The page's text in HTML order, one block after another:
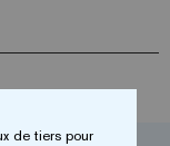
de tiers pour